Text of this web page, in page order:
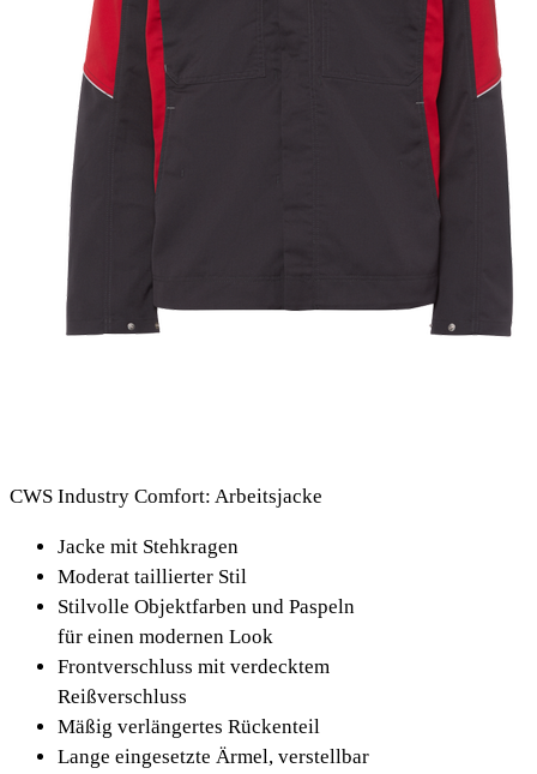
CWS Industry Comfort: Arbeitsjacke
Jacke mit Stehkragen
Moderat taillierter Stil
Stilvolle Objektfarben und Paspeln
für einen modernen Look
Frontverschluss mit verdecktem
Reißverschluss
Mäßig verlängertes Rückenteil
Lange eingesetzte Ärmel, verstellbar